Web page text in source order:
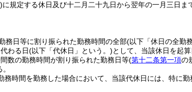
に規定する休日及び十二月二十九日から翌年の一月三日ま
務日等に割り振られた勤務時間の全部(以下「休日の全勤
わる日(以下「代休日」という。)として、当該休日を起
数の勤務時間が割り振られた勤務日等(第十二条第一項の
時間を勤務した場合において、当該代休日には、特に勤